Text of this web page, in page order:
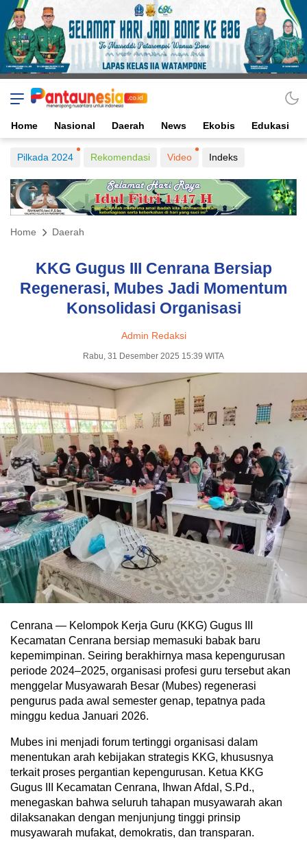
Home Nasional Daerah News Ekobis Edukasi
Pilkada 2024 Rekomendasi Video Indeks
Home Daerah
KKG Gugus III Cenrana Bersiap
Regenerasi, Mubes Jadi Momentum
Konsolidasi Organisasi
Admin Redaksi
Rabu, 31 Desember 2025 15:39 WITA
Cenrana — Kelompok Kerja Guru (KKG) Gugus III
Kecamatan Cenrana bersiap memasuki babak baru
kepemimpinan. Seiring berakhirnya masa kepengurusan
periode 2024–2025, organisasi profesi guru tersebut akan
menggelar Musyawarah Besar (Mubes) regenerasi
pengurus pada awal semester genap, tepatnya pada
minggu kedua Januari 2026.
Mubes ini menjadi forum tertinggi organisasi dalam
menentukan arah kebijakan strategis KKG, khususnya
terkait proses pergantian kepengurusan. Ketua KKG
Gugus III Kecamatan Cenrana, Ihwan Afdal, S.Pd.,
menegaskan bahwa seluruh tahapan musyawarah akan
dilaksanakan dengan menjunjung tinggi prinsip
musyawarah mufakat, demokratis, dan transparan.